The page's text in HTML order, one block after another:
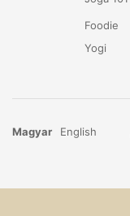
Foodie
Yogi
Magyar English